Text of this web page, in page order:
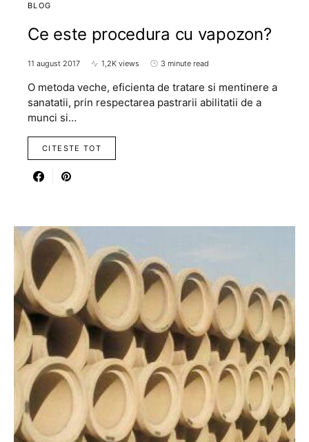
BLOG
Ce este procedura cu vapozon?
11 august 2017 1,2K views 3 minute read
O metoda veche, eficienta de tratare si mentinere a
sanatatii, prin respectarea pastrarii abilitatii de a
munci si…
CITESTE TOT